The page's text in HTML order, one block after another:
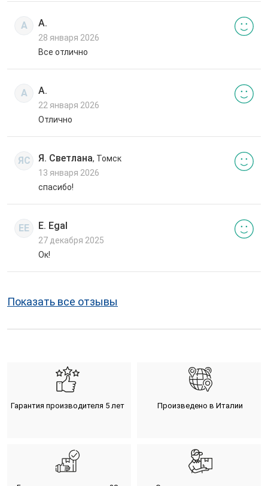
А А.
28 января 2026
Все отлично
А А.
22 января 2026
Отлично
ЯС Я. Светлана, Томск
13 января 2026
спасибо!
EE E. Egal
27 декабря 2025
Ок!
Показать все отзывы
Гарантия производителя 5 лет Произведено в Италии